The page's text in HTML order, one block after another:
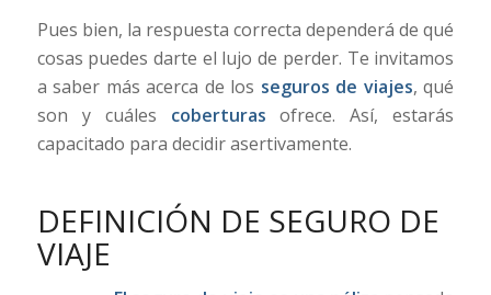
Pues bien, la respuesta correcta dependerá de qué
cosas puedes darte el lujo de perder. Te invitamos
a saber más acerca de los seguros de viajes, qué
son y cuáles coberturas ofrece. Así, estarás
capacitado para decidir asertivamente.
DEFINICIÓN DE SEGURO DE
VIAJE